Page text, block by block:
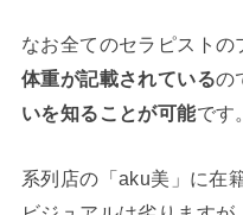
なお全てのセラピスト
体重が記載されているの
いを知ることが可能です。
系列店の「aku美」に在